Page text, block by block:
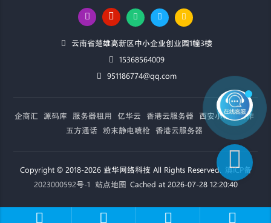
云南省楚雄高新区中小企业创业园1幢3楼
15368564009
951186774@qq.com
企商汇 源码库 服务器租用 亿华云 香港云服务器 西安小程序制作
五方通话 粉末静电喷枪 香港云服务器
Copyright © 2018-2026 益华网络科技 All Rights Reserved. 滇ICP备
2023000592号-1 站点地图 Cached at 2026-07-28 12:20:40